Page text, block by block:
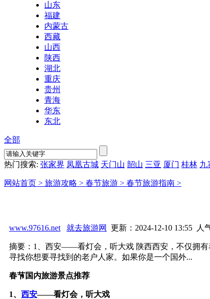
山东
福建
内蒙古
西藏
山西
陕西
湖北
重庆
贵州
青海
华东
东北
全部
热门搜索: 张家界 凤凰古城 天门山 韶山 三亚 厦门 桂林 九
网站首页 > 旅游攻略 > 春节旅游 > 春节旅游指南 >
www.97616.net
就去旅游网 更新：2024-12-10 13:55 人
摘要：1、西安——看灯会，听大戏 陕西西安，不仅拥
寻找你想要寻找到的老户人家。如果你是一个国外...
春节国内旅游景点推荐
1、 西安——看灯会，听大戏